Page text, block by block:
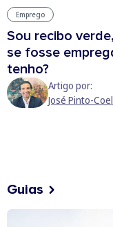
Emprego
Sou recibo
se fosse
tenho?
Artigo por:
José Pinto-
Guias